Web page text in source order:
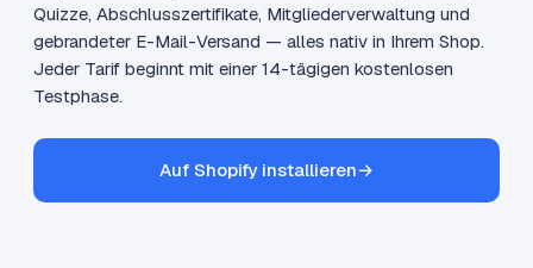
Quizze, Abschlusszertifikate, Mitgliederverwaltung und
gebrandeter E-Mail-Versand — alles nativ in Ihrem Shop.
Jeder Tarif beginnt mit einer 14-tägigen kostenlosen
Testphase.
Auf Shopify installieren→